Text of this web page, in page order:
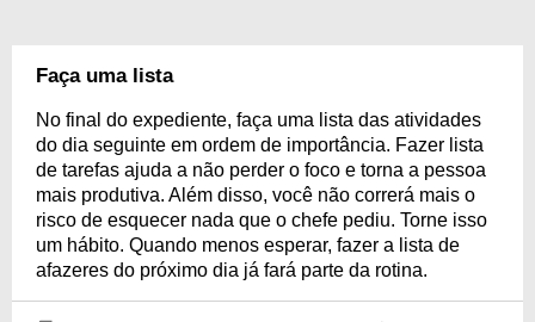
Faça uma lista
No final do expediente, faça uma lista das atividades
do dia seguinte em ordem de importância. Fazer lista
de tarefas ajuda a não perder o foco e torna a pessoa
mais produtiva. Além disso, você não correrá mais o
risco de esquecer nada que o chefe pediu. Torne isso
um hábito. Quando menos esperar, fazer a lista de
afazeres do próximo dia já fará parte da rotina.